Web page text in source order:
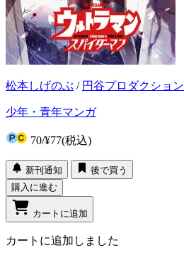
松本しげのぶ / 円谷プロダクション
少年・青年マンガ
70/¥77(税込)
新刊通知
後で買う
購入に進む
カートに追加
カートに追加しました